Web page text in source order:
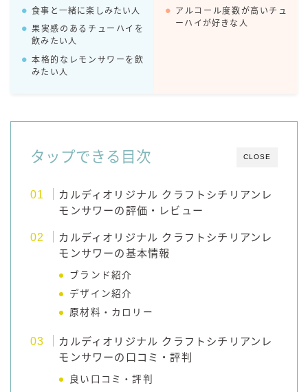
タカラCANチューハイ
宝焼酎のお茶割りシリーズ
極上レモンサワー
コカ・コーラ
オリオンビール
natura WATTA
ちゅらWATTA
合同酒精
その他メーカー
素滴しぼり
お得情報
食事と一緒に楽しみたい人
果実感のあるチューハイを
飲みたい人
本格的なレモンサワーを飲
みたい人
アルコール度数が高いチュ
ーハイが好きな人
CLOSE
タップできる目次
カルディオリジナル クラフトシチリアンレ
モンサワーの評価・レビュー
カルディオリジナル クラフトシチリアンレ
モンサワーの基本情報
ブランド紹介
デザイン紹介
原材料・カロリー
カルディオリジナル クラフトシチリアンレ
モンサワーの口コミ・評判
良い口コミ・評判